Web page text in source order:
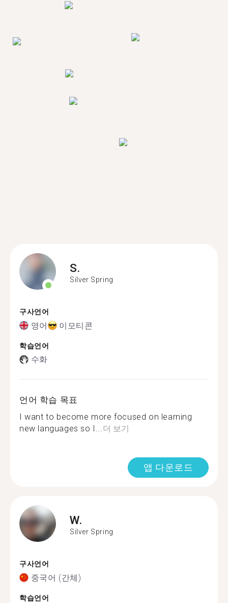
S.
Silver Spring
구사언어
영어 이모티콘
학습언어
수화
언어 학습 목표
I want to become more focused on learning
new languages so I...더 보기
앱 다운로드
W.
Silver Spring
구사언어
중국어 (간체)
학습언어